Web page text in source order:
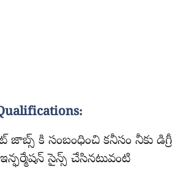
జాబ్స్ కి సంబంధించి కనీసం నీకు డిగ్రీ
సైన్స్ చేసినటువంటి